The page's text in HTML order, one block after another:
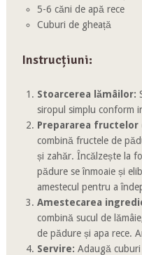
5-6 căni de apă rece
Cuburi de gheață
Instrucțiuni:
Stoarcerea lămâilor:
siropul simplu conform
Prepararea fructelor
combină fructele de
și zahăr. Încălzește la
pădure se înmoaie și
amestecul pentru a
Amestecarea
combină sucul de
de pădure și apa rece.
Servire: Adaugă